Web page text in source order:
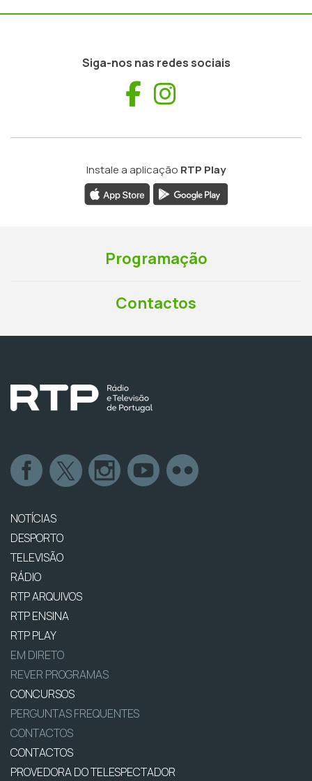
Siga-nos nas redes sociais
Facebook
Instale a aplicação RTP Play
Programação
Contactos
NOTÍCIAS
DESPORTO
TELEVISÃO
RÁDIO
RTP ARQUIVOS
RTP ENSINA
RTP PLAY
EM DIRETO
REVER PROGRAMAS
CONCURSOS
PERGUNTAS FREQUENTES
CONTACTOS
CONTACTOS
PROVEDORA DO TELESPECTADOR